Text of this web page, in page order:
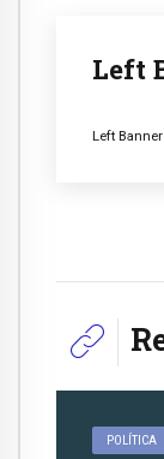
Left
Left Banner
POLÍTICA